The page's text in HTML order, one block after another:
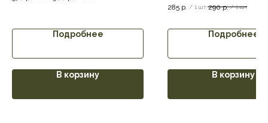
Подробнее
В корзину
285 р. / 1 шт 290 р. / 1 шт
Подробнее
В корзину